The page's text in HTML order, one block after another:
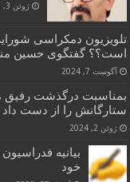
ژوئن 3, 2025
تلویزیون دمکراسی
است؟؟ گفتگوی حسین
آگوست 7, 2024
بمناسبت درگذشت رفیق
ستارگانش را از دست
ژوئن 2, 2024
بیانیه
خود